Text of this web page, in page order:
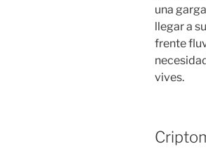
una
llegar a
frente
vives.